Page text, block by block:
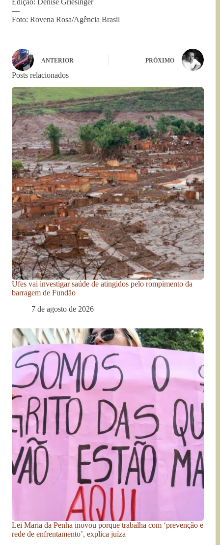
Edição: Denise Griesinger
—
Foto: Rovena Rosa/Agência Brasil
ANTERIOR PRÓXIMO
Posts relacionados
Ufes vai investigar saúde de atingidos pelo rompimento da
barragem de Fundão
7 de agosto de 2026
Lei Maria da Penha inovou porque trabalha com ‘prevenção e
rede de enfrentamento’, explica juíza